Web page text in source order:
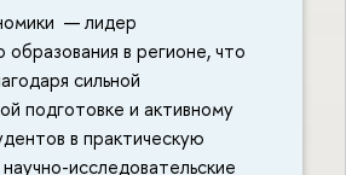
— лидер
образования в регионе, что
сильной
подготовке и активному
в практическую
исследовательские